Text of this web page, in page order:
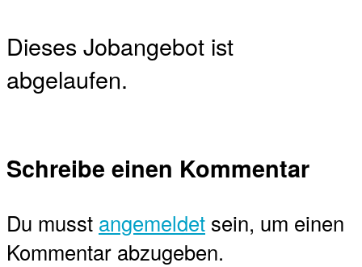
Dieses Jobangebot ist
abgelaufen.
Schreibe einen Kommentar
Du musst angemeldet sein, um einen
Kommentar abzugeben.